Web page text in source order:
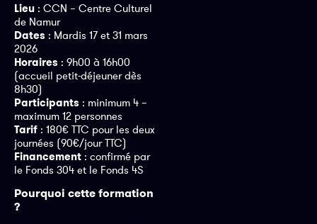
Lieu : CCN – Centre Culturel
de Namur
Dates : Mardis 17 et 31 mars
2026
Horaires : 9h00 à 16h00
(accueil petit-déjeuner dès
8h30)
Participants : minimum 4 –
maximum 12 personnes
Tarif : 180€ TTC pour les deux
journées (90€/jour TTC)
Financement : confirmé par
le Fonds 304 et le Fonds 4S
Pourquoi cette formation
?